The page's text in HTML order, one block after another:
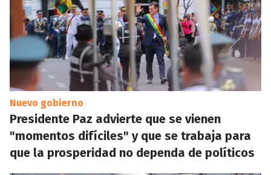
Nuevo gobierno
Presidente Paz advierte que se vienen
"momentos difíciles" y que se trabaja para
que la prosperidad no dependa de políticos